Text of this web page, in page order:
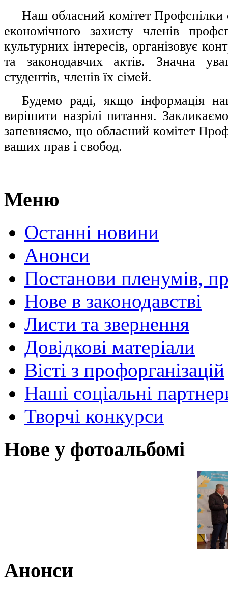
Наш обласний комітет Профспілки
економічного захисту членів
культурних інтересів, організовує
та законодавчих актів. Значна
студентів, членів їх сімей.
Будемо раді, якщо інформація
вирішити назрілі питання.
запевняємо, що обласний комітет
ваших прав і свобод.
Меню
Останні новини
Анонси
Постанови пленумів,
Нове в законодавстві
Листи та звернення
Довідкові матеріали
Вісті з профорганізацій
Наші соціальні
Творчі конкурси
Нове у фотоальбомі
Анонси